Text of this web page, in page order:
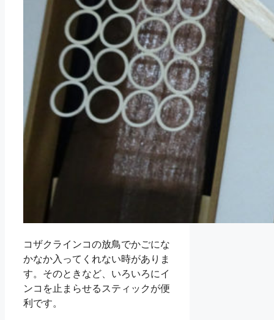
コザクラインコの放鳥でかごにな
かなか入ってくれない時がありま
す。そのときなど、いろいろにイ
ンコを止まらせるスティックが便
利です。